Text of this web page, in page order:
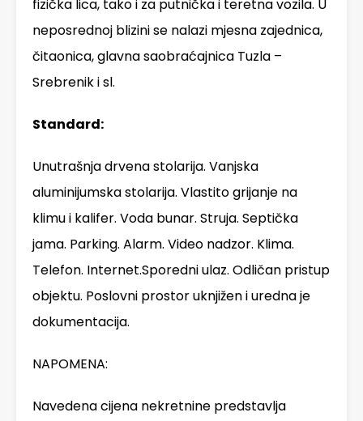
fizička lica, tako i za putnička i teretna vozila. U
neposrednoj blizini se nalazi mjesna zajednica,
čitaonica, glavna saobraćajnica Tuzla –
Srebrenik i sl.
Standard:
Unutrašnja drvena stolarija. Vanjska
aluminijumska stolarija. Vlastito grijanje na
klimu i kalifer. Voda bunar. Struja. Septička
jama. Parking. Alarm. Video nadzor. Klima.
Telefon. Internet.Sporedni ulaz. Odličan pristup
objektu. Poslovni prostor uknjižen i uredna je
dokumentacija.
NAPOMENA:
Navedena cijena nekretnine predstavlja